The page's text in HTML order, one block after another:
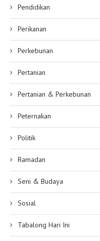
Pendidikan
Perikanan
Perkebunan
Pertanian
Pertanian & Perkebunan
Peternakan
Politik
Ramadan
Seni & Budaya
Sosial
Tabalong Hari Ini